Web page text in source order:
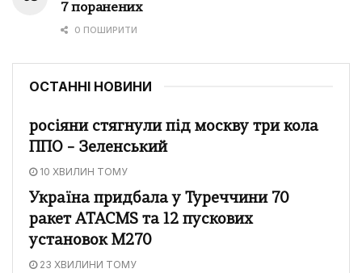
7 поранених
0 ПОШИРИТИ
ОСТАННІ НОВИНИ
росіяни стягнули під москву три кола
ППО – Зеленський
10 ХВИЛИН ТОМУ
Україна придбала у Туреччини 70
ракет ATACMS та 12 пускових
установок M270
23 ХВИЛИНИ ТОМУ